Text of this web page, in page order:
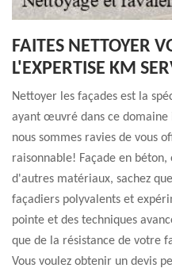
FAITES NETTOYER
L'EXPERTISE KM
Nettoyer les façades est la
ayant œuvré dans ce domaine
nous sommes ravies de vous
raisonnable! Façade en
d'autres matériaux, sachez
façadiers polyvalents et
pointe et des techniques
que de la résistance de votre
Vous voulez obtenir un devis